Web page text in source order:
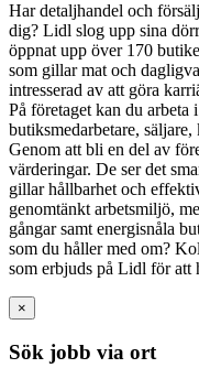
Har detaljhandel och
dig? Lidl slog upp sina
öppnat upp över 170
som gillar mat och
intresserad av att göra
På företaget kan du arbeta
butiksmedarbetare,
Genom att bli en del av
värderingar. De ser det
gillar hållbarhet och
genomtänkt arbetsmiljö,
gångar samt energisnåla
som du håller med om?
som erbjuds på Lidl för att
×
Sök jobb via ort